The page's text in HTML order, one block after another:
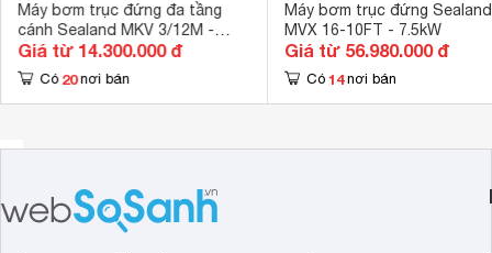
Máy bơm trục đứng đa tầng
cánh Sealand MKV 3/12M -
1.5kW
Giá từ 14.300.000 đ
Có 20 nơi bán
Máy bơm trục đứng Sealand
MVX 16-10FT - 7.5kW
Giá từ 56.980.000 đ
Có 14 nơi bán